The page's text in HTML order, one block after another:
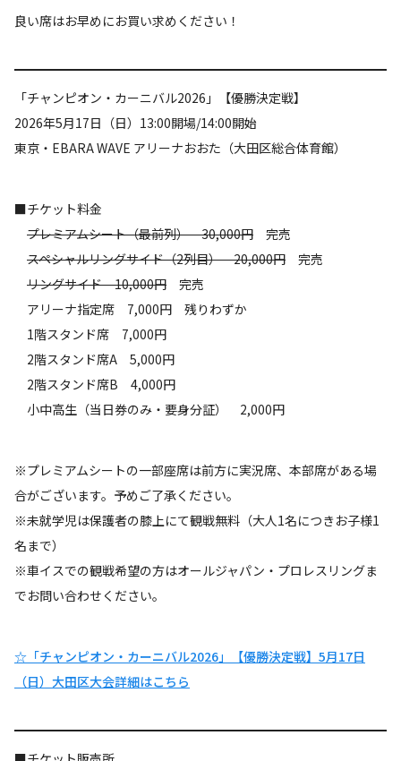
良い席はお早めにお買い求めください！
「チャンピオン・カーニバル2026」【優勝決定戦】
2026年5月17日（日）13:00開場/14:00開始
東京・EBARA WAVE アリーナおおた（大田区総合体育館）
■チケット料金
プレミアムシート（最前列） 30,000円 完売
スペシャルリングサイド（2列目） 20,000円 完売
リングサイド 10,000円 完売
アリーナ指定席 7,000円 残りわずか
1階スタンド席 7,000円
2階スタンド席A 5,000円
2階スタンド席B 4,000円
小中高生（当日券のみ・要身分証） 2,000円
※プレミアムシートの一部座席は前方に実況席、本部席がある場
合がございます。予めご了承ください。
※未就学児は保護者の膝上にて観戦無料（大人1名につきお子様1
名まで）
※車イスでの観戦希望の方はオールジャパン・プロレスリングま
でお問い合わせください。
☆「チャンピオン・カーニバル2026」【優勝決定戦】5月17日
（日）大田区大会詳細はこちら